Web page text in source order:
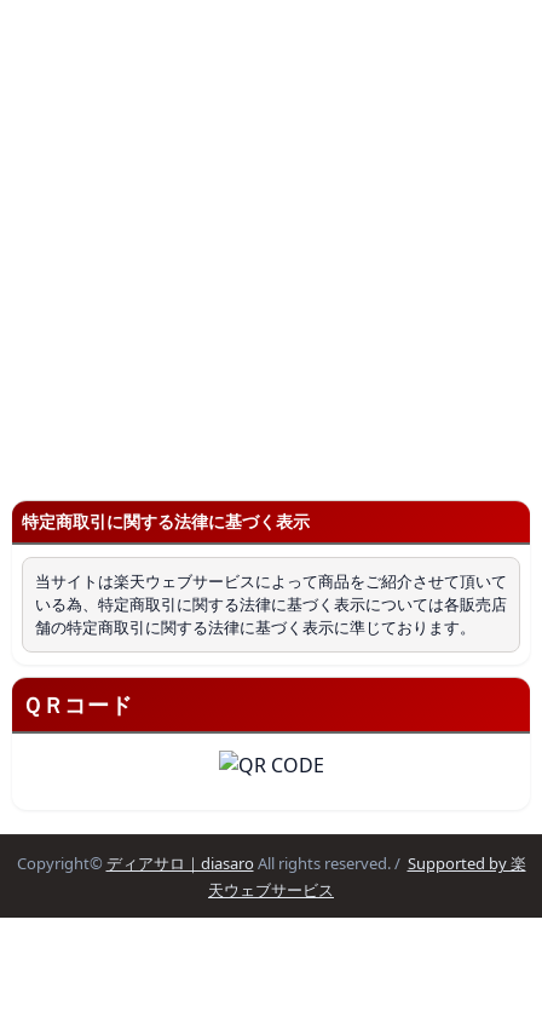
特定商取引に関する法律に基づく表示
当サイトは楽天ウェブサービスによって商品をご紹介させて頂いて
いる為、特定商取引に関する法律に基づく表示については各販売店
舗の特定商取引に関する法律に基づく表示に準じております。
ＱＲコード
Copyright© ディアサロ｜diasaroAll rights reserved. / Supported by 楽
天ウェブサービス